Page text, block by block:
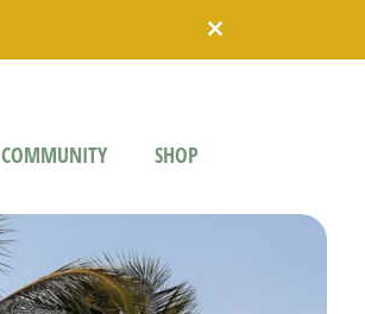
COMMUNITY SHOP